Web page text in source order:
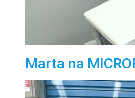
Marta na